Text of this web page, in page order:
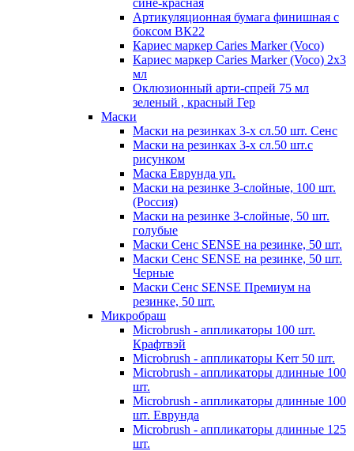
сине-красная
Артикуляционная бумага финишная с
боксом ВК22
Кариес маркер Caries Marker (Voco)
Кариес маркер Caries Marker (Voco) 2х3
мл
Оклюзионный арти-спрей 75 мл
зеленый , красный Гер
Маски
Маски на резинках 3-х сл.50 шт. Сенс
Маски на резинках 3-х сл.50 шт.с
рисунком
Маска Еврунда уп.
Маски на резинке 3-слойные, 100 шт.
(Россия)
Маски на резинке 3-слойные, 50 шт.
голубые
Маски Сенс SENSE на резинке, 50 шт.
Маски Сенс SENSE на резинке, 50 шт.
Черные
Маски Сенс SENSE Премиум на
резинке, 50 шт.
Микробраш
Microbrush - аппликаторы 100 шт.
Крафтвэй
Microbrush - аппликаторы Kerr 50 шт.
Microbrush - аппликаторы длинные 100
шт.
Microbrush - аппликаторы длинные 100
шт. Еврунда
Microbrush - аппликаторы длинные 125
шт.